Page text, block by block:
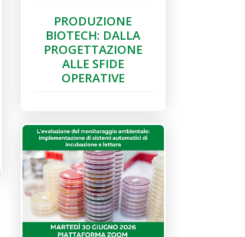
PRODUZIONE
BIOTECH: DALLA
PROGETTAZIONE
ALLE SFIDE
OPERATIVE